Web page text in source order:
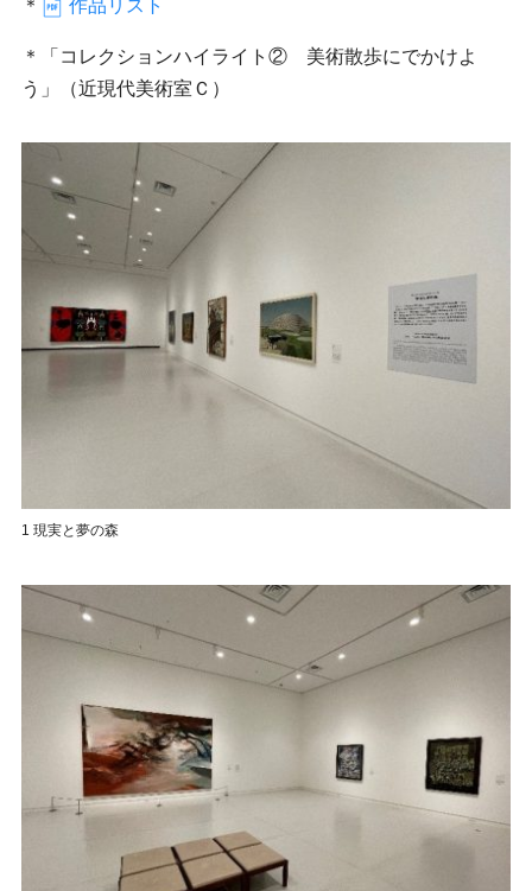
＊ 作品リスト
＊「コレクションハイライト② 美術散歩にでかけよ
う」（近現代美術室Ｃ）
1 現実と夢の森